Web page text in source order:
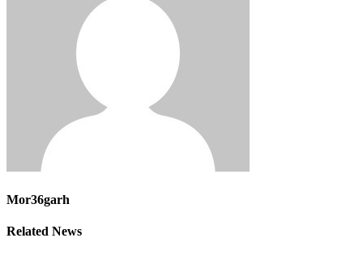
Mor36garh
Related News